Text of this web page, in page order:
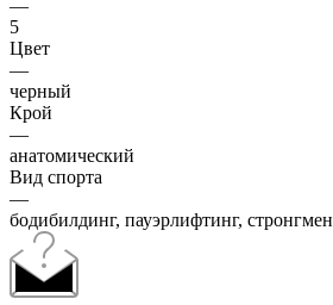
—
5
Цвет
—
черный
Крой
—
анатомический
Вид спорта
—
бодибилдинг, пауэрлифтинг, стронгмен